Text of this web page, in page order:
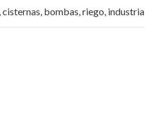
cisternas, bombas, riego, industria